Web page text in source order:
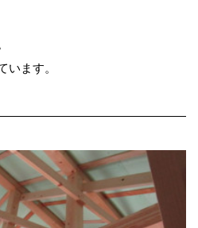
います。